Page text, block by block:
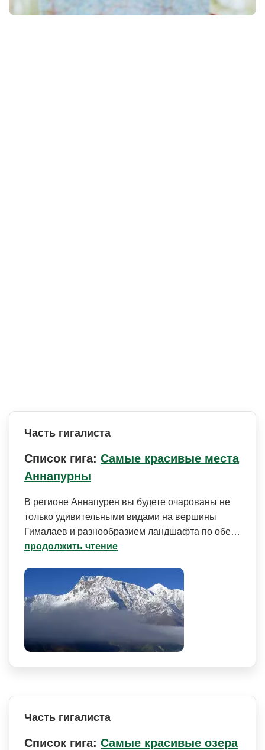
Часть гигалиста
Список гига: Самые красивые места
Аннапурны
В регионе Аннапурен вы будете очарованы не
только удивительными видами на вершины
Гималаев и разнообразием ландшафта по обе…
продолжить чтение
Часть гигалиста
Список гига: Самые красивые озера